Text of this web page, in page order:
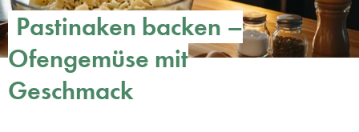
Pastinaken backen –
Ofengemüse mit
Geschmack